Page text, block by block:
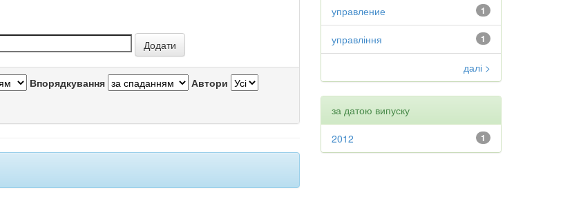
Впорядкування Автори
1
управление
1
управління
далі >
за датою випуску
1
2012